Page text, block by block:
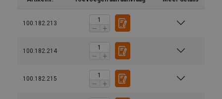
100.182.213
100.182.214
100.182.215